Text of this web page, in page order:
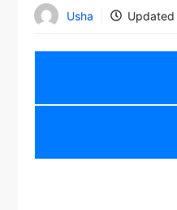
Usha Updated